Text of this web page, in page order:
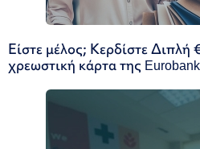
Είστε μέλος; Κερδίστε Διπλή
χρεωστική κάρτα της Eurobank